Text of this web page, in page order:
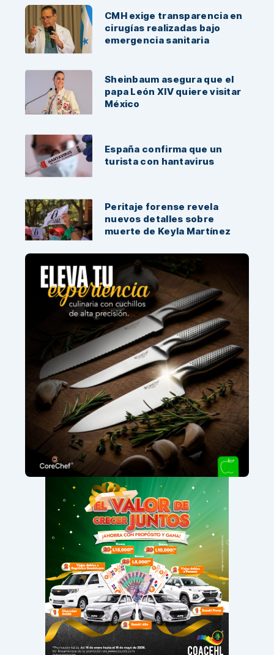
CMH exige transparencia en
cirugías realizadas bajo
emergencia sanitaria
Sheinbaum asegura que el
papa León XIV quiere visitar
México
España confirma que un
turista con hantavirus
Peritaje forense revela
nuevos detalles sobre
muerte de Keyla Martínez